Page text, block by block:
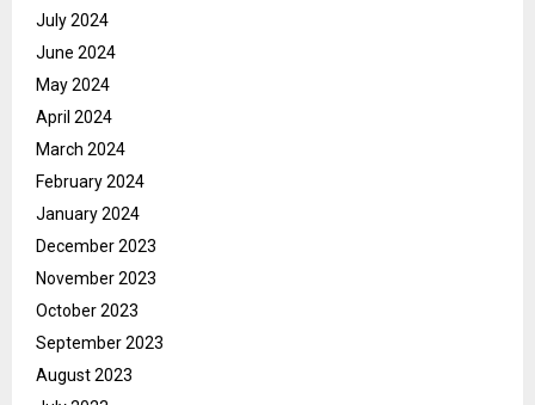
July 2024
June 2024
May 2024
April 2024
March 2024
February 2024
January 2024
December 2023
November 2023
October 2023
September 2023
August 2023